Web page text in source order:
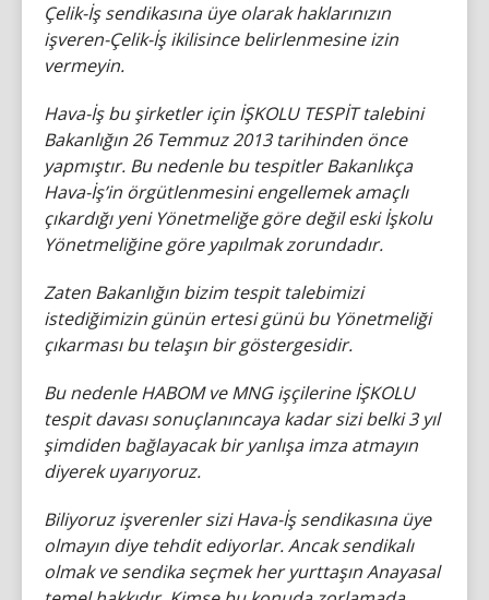
Çelik-İş sendikasına üye olarak haklarınızın
işveren-Çelik-İş ikilisince belirlenmesine izin
vermeyin.
Hava-İş bu şirketler için İŞKOLU TESPİT talebini
Bakanlığın 26 Temmuz 2013 tarihinden önce
yapmıştır. Bu nedenle bu tespitler Bakanlıkça
Hava-İş’in örgütlenmesini engellemek amaçlı
çıkardığı yeni Yönetmeliğe göre değil eski İşkolu
Yönetmeliğine göre yapılmak zorundadır.
Zaten Bakanlığın bizim tespit talebimizi
istediğimizin günün ertesi günü bu Yönetmeliği
çıkarması bu telaşın bir göstergesidir.
Bu nedenle HABOM ve MNG işçilerine İŞKOLU
tespit davası sonuçlanıncaya kadar sizi belki 3 yıl
şimdiden bağlayacak bir yanlışa imza atmayın
diyerek uyarıyoruz.
Biliyoruz işverenler sizi Hava-İş sendikasına üye
olmayın diye tehdit ediyorlar. Ancak sendikalı
olmak ve sendika seçmek her yurttaşın Anayasal